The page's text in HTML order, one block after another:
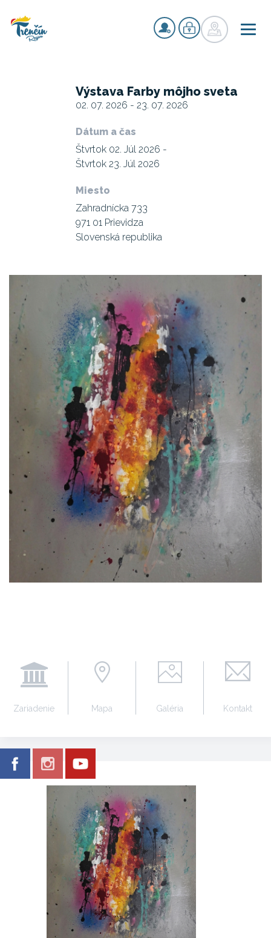
Výstava Farby môjho sveta
02. 07. 2026 - 23. 07. 2026
Dátum a čas
Štvrtok 02. Júl 2026 -
Štvrtok 23. Júl 2026
Miesto
Zahradnícka 733
971 01 Prievidza
Slovenská republika
Zariadenie Mapa Galéria Kontakt